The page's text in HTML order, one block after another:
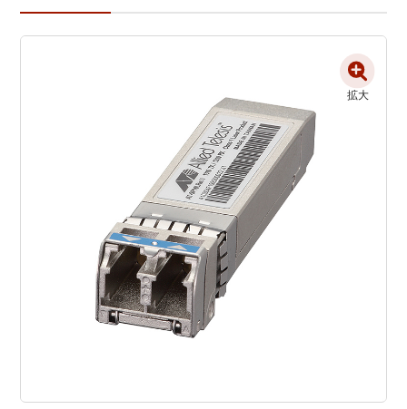
拡大